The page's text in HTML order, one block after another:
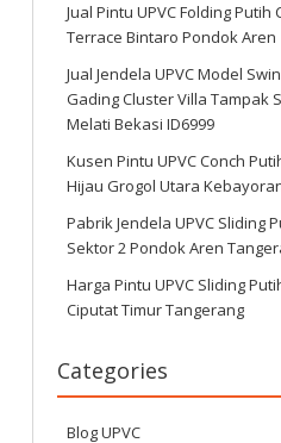
Jual Pintu UPVC Folding Putih
Terrace Bintaro Pondok Aren
Jual Jendela UPVC Model
Gading Cluster Villa Tampak
Melati Bekasi ID6999
Kusen Pintu UPVC Conch
Hijau Grogol Utara
Pabrik Jendela UPVC Sliding
Sektor 2 Pondok Aren
Harga Pintu UPVC Sliding
Ciputat Timur Tangerang
Categories
Blog UPVC